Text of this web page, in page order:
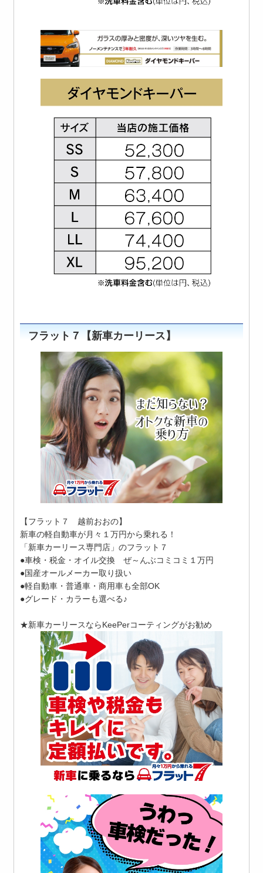
フラット７【新車カーリース】
【フラット７ 越前おおの】
新車の軽自動車が月々１万円から乗れる！
「新車カーリース専門店」のフラット７
●車検・税金・オイル交換 ぜ～んぶコミコミ１万円
●国産オールメーカー取り扱い
●軽自動車・普通車・商用車も全部OK
●グレード・カラーも選べる♪
★新車カーリースならKeePerコーティングがお勧め